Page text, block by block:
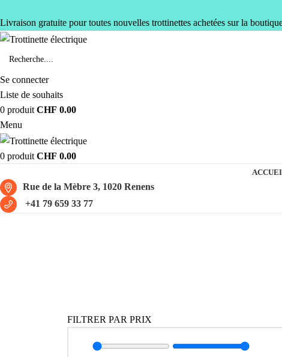
Livraison gratuite pour toutes nouvelles trottinettes achetées sur la
Se connecter
Liste de souhaits
0 produit CHF 0.00
Menu
0 produit CHF 0.00
Rue de la Mèbre 3, 1020 Renens
+41 79 659 33 77
FILTRER PAR PRIX